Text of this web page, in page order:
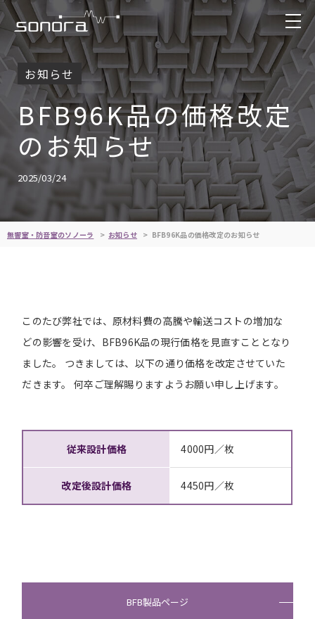
お知らせ
BFB96K品の価格改定
のお知らせ
2025/03/24
無響室・防音室のソノーラ お知らせ BFB96K品の価格改定のお知らせ
このたび弊社では、原材料費の高騰や輸送コストの増加な
どの影響を受け、BFB96K品の現行価格を見直すこととなり
ました。 つきましては、以下の通り価格を改定させていた
だきます。 何卒ご理解賜りますようお願い申し上げます。
従来設計価格 4000円／枚
改定後設計価格 4450円／枚
BFB製品ページ